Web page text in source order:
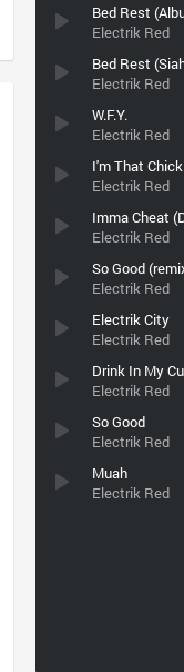
Electrik Red
Electrik Red
W.F.Y.
Electrik Red
I'm That Chick
Electrik Red
Electrik Red
Electrik Red
Electrik City
Electrik Red
Electrik Red
So Good
Electrik Red
Muah
Electrik Red